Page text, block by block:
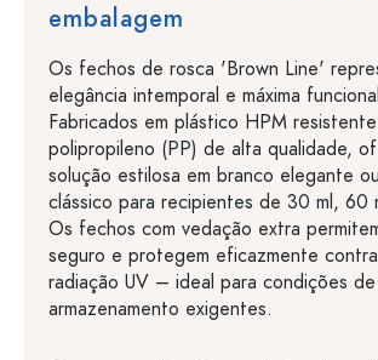
embalagem
Os fechos de rosca 'Brown Line'
elegância intemporal e máxima
Fabricados em plástico HPM
polipropileno (PP) de alta qualidade,
solução estilosa em branco elegante
clássico para recipientes de 30 ml, 60
Os fechos com vedação extra
seguro e protegem eficazmente
radiação UV – ideal para condições de
armazenamento exigentes.